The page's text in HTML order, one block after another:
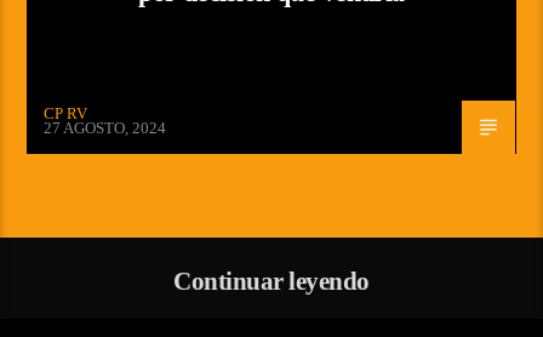
CP RV
27 AGOSTO, 2024
Continuar leyendo